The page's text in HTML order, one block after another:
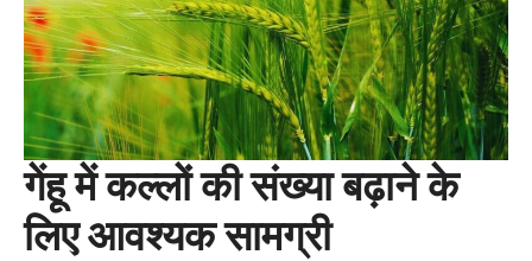
गेंहू में कल्लों की संख्या बढ़ाने के
लिए आवश्यक सामग्री